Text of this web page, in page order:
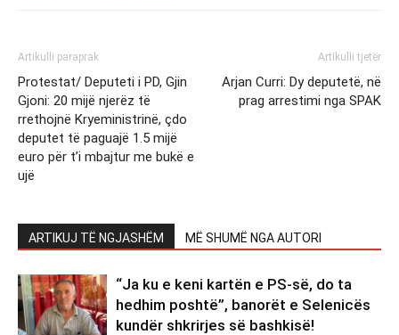
Artikulli paraprak
Protestat/ Deputeti i PD, Gjin
Gjoni: 20 mijë njerëz të
rrethojnë Kryeministrinë, çdo
deputet të paguajë 1.5 mijë
euro për t’i mbajtur me bukë e
ujë
Artikulli tjetër
Arjan Curri: Dy deputetë, në
prag arrestimi nga SPAK
ARTIKUJ TË NGJASHËM MË SHUMË NGA AUTORI
“Ja ku e keni kartën e PS-së, do ta
hedhim poshtë”, banorët e Selenicës
kundër shkrirjes së bashkisë!